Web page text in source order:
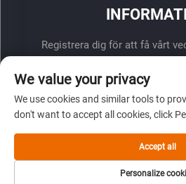
Registrera dig för att få vårt
ÖVERLÄMNA
We value your privacy
We use cookies and similar tools to
don't want to accept all cookies, click
Personalize
Accept all